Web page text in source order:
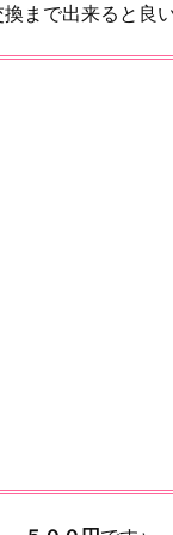
まで出来ると良